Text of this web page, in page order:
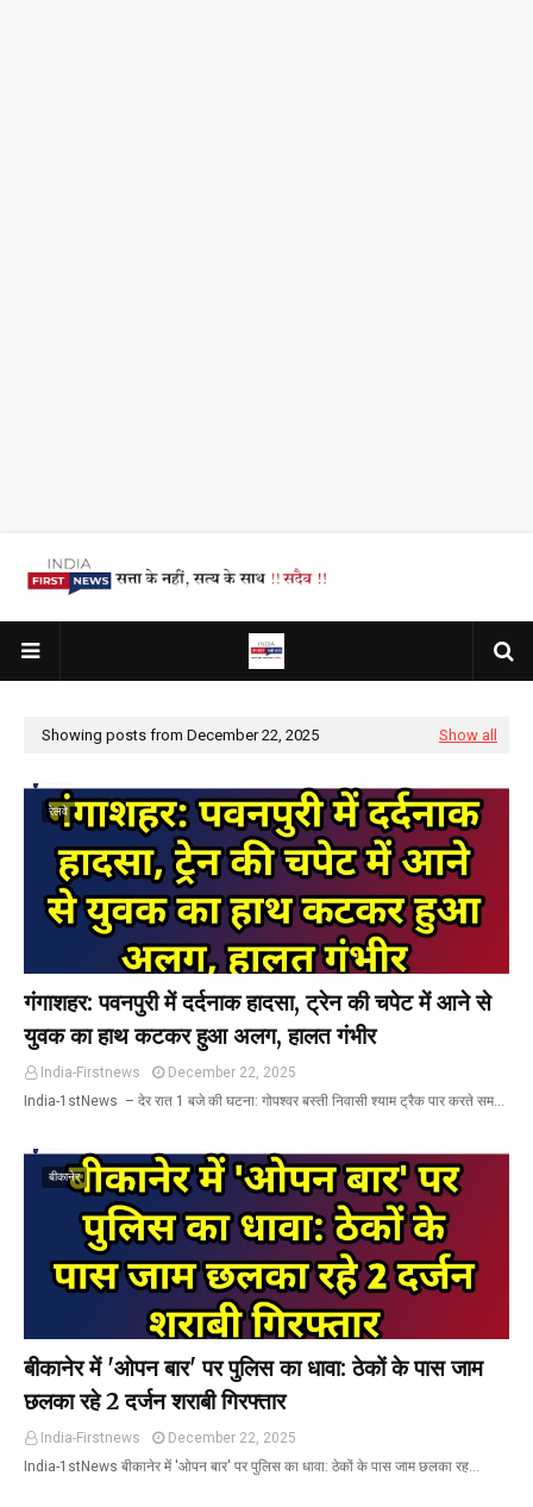
Showing posts from December 22, 2025 Show all
रेलवे
गंगाशहर: पवनपुरी में दर्दनाक हादसा, ट्रेन की चपेट में आने से
युवक का हाथ कटकर हुआ अलग, हालत गंभीर
India-Firstnews
December 22, 2025
India-1stNews ​ – देर रात 1 बजे की घटना: गोपश्वर बस्ती निवासी श्याम ट्रैक पार करते सम…
बीकानेर
बीकानेर में 'ओपन बार' पर पुलिस का धावा: ठेकों के पास जाम
छलका रहे 2 दर्जन शराबी गिरफ्तार
India-Firstnews
December 22, 2025
India-1stNews बीकानेर में 'ओपन बार' पर पुलिस का धावा: ठेकों के पास जाम छलका रह…